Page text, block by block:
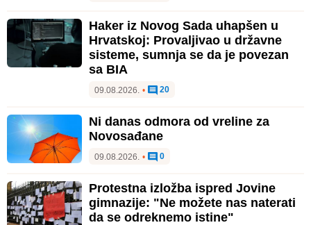
Haker iz Novog Sada uhapšen u
Hrvatskoj: Provaljivao u državne
sisteme, sumnja se da je povezan
sa BIA
09.08.2026. • 20
Ni danas odmora od vreline za
Novosađane
09.08.2026. • 0
Protestna izložba ispred Jovine
gimnazije: "Ne možete nas naterati
da se odreknemo istine"